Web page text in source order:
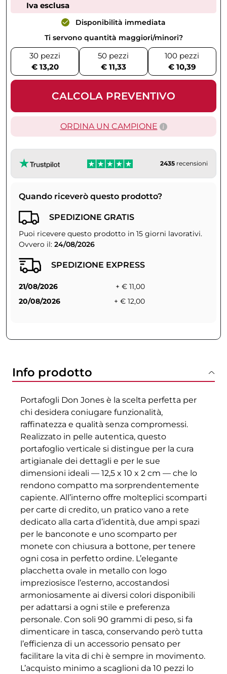
Iva esclusa
Disponibilità immediata
Ti servono quantità maggiori/minori?
30 pezzi
€ 13,20
50 pezzi
€ 11,33
100 pezzi
€ 10,39
CALCOLA PREVENTIVO
ORDINA UN CAMPIONE
2435 recensioni
Quando riceverò questo prodotto?
SPEDIZIONE GRATIS
Puoi ricevere questo prodotto in 15 giorni lavorativi.
Ovvero il: 24/08/2026
SPEDIZIONE EXPRESS
21/08/2026
+ € 11,00
20/08/2026
+ € 12,00
Info prodotto
Portafogli Don Jones è la scelta perfetta per
chi desidera coniugare funzionalità,
raffinatezza e qualità senza compromessi.
Realizzato in pelle autentica, questo
portafoglio verticale si distingue per la cura
artigianale dei dettagli e per le sue
dimensioni ideali — 12,5 x 10 x 2 cm — che lo
rendono compatto ma sorprendentemente
capiente. All’interno offre molteplici scomparti
per carte di credito, un pratico vano a rete
dedicato alla carta d’identità, due ampi spazi
per le banconote e uno scomparto per
monete con chiusura a bottone, per tenere
ogni cosa in perfetto ordine. L’elegante
placchetta ovale in metallo con logo
impreziosisce l’esterno, accostandosi
armoniosamente ai diversi colori disponibili
per adattarsi a ogni stile e preferenza
personale. Con soli 90 grammi di peso, si fa
dimenticare in tasca, conservando però tutta
l’efficienza di un accessorio pensato per
facilitare la vita di chi è sempre in movimento.
L’acquisto minimo a scaglioni da 10 pezzi lo